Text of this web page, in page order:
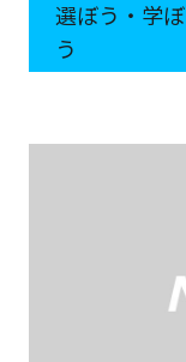
選ぼう・学ぼ
う